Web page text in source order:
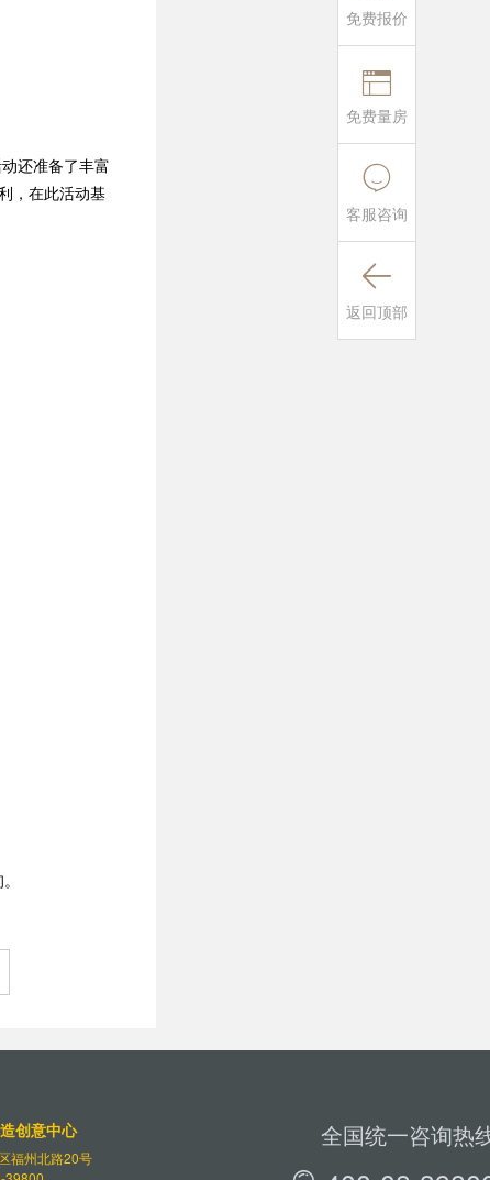
还准备了丰富
，在此活动基
创意中心
福州北路20号
全国统一咨询热
免费报价

免费量房

客服咨询

返回顶部